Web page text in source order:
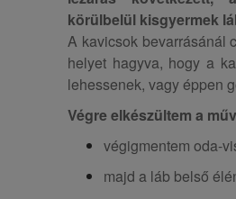
körülbelül kisgyermek
A kavicsok bevarrásánál
helyet hagyva, hogy a
lehessenek, vagy éppen
Végre elkészültem a
végigmentem oda-
majd a láb belső